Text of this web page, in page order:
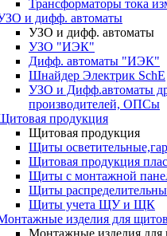
Трансформаторы тока
и дифф. автоматы
УЗО и дифф. автоматы
УЗО "ИЭК"
Дифф. автоматы "ИЭК"
Шнайдер Электрик SchE
УЗО и Дифф.автоматы
производителей, ОПСы
продукция
Щитовая продукция
Щиты
Щитовая продукция
Щиты с монтажной
Щиты
Щиты учета ЩУ и ЩК
изделия для
Монтажные изделия для